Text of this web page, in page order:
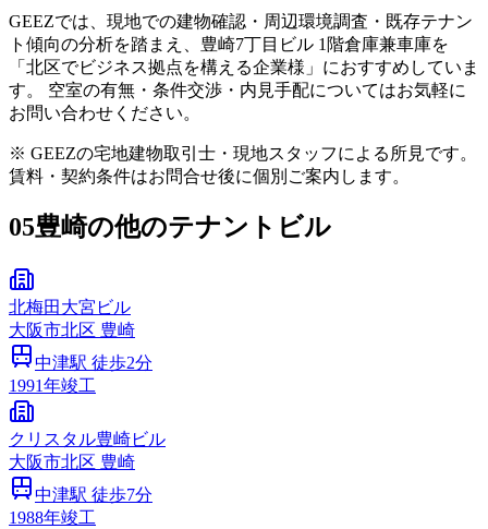
GEEZでは、現地での建物確認・周辺環境調査・既存テナン
ト傾向の分析を踏まえ、豊崎7丁目ビル 1階倉庫兼車庫を
「北区でビジネス拠点を構える企業様」におすすめしていま
す。 空室の有無・条件交渉・内見手配についてはお気軽に
お問い合わせください。
※ GEEZの宅地建物取引士・現地スタッフによる所見です。
賃料・契約条件はお問合せ後に個別ご案内します。
05豊崎の他のテナントビル
北梅田大宮ビル
大阪市北区 豊崎
中津駅 徒歩2分
1991年竣工
クリスタル豊崎ビル
大阪市北区 豊崎
中津駅 徒歩7分
1988年竣工